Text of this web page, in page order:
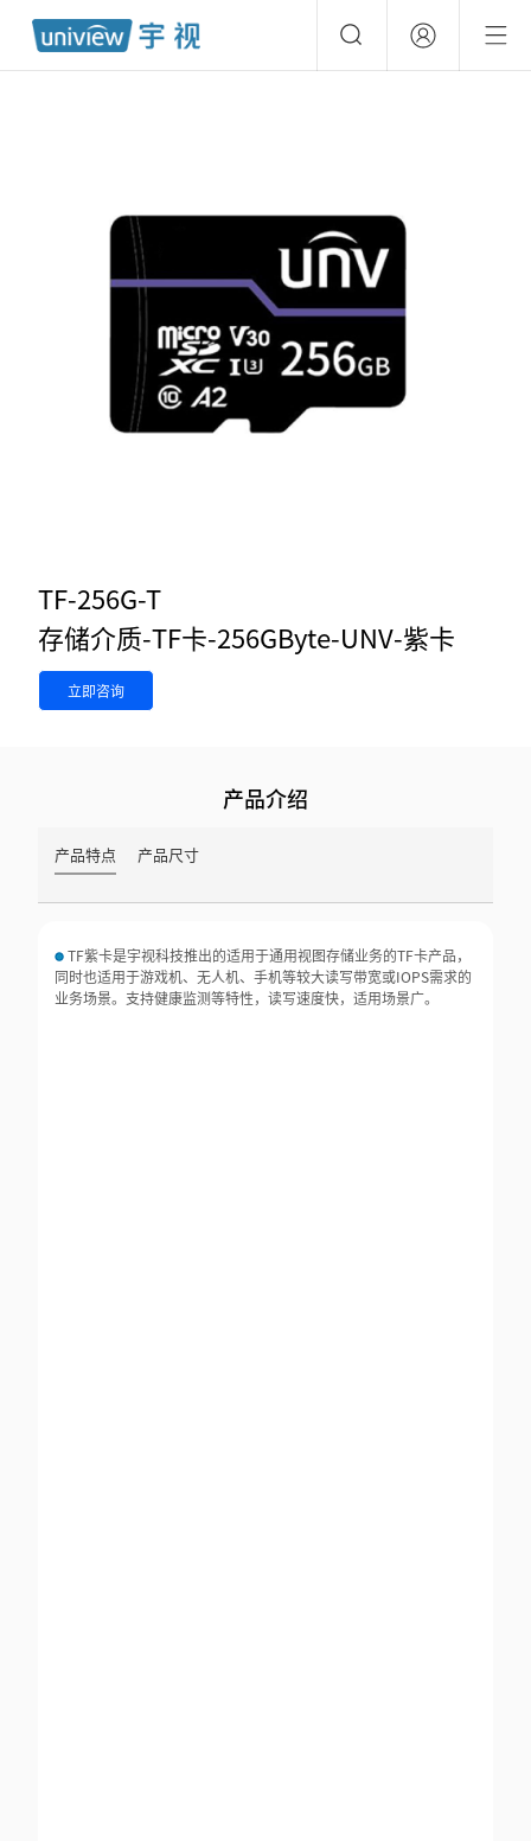
TF-256G-T
存储介质-TF卡-256GByte-UNV-紫卡
立即咨询
产品介绍
产品特点 产品尺寸
TF紫卡是宇视科技推出的适用于通用视图存储业务的TF卡产品，
同时也适用于游戏机、无人机、手机等较大读写带宽或IOPS需求的
业务场景。支持健康监测等特性，读写速度快，适用场景广。